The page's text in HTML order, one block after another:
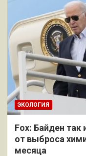
ЭКОЛОГИЯ
Fox: Байден так
от выброса
месяца